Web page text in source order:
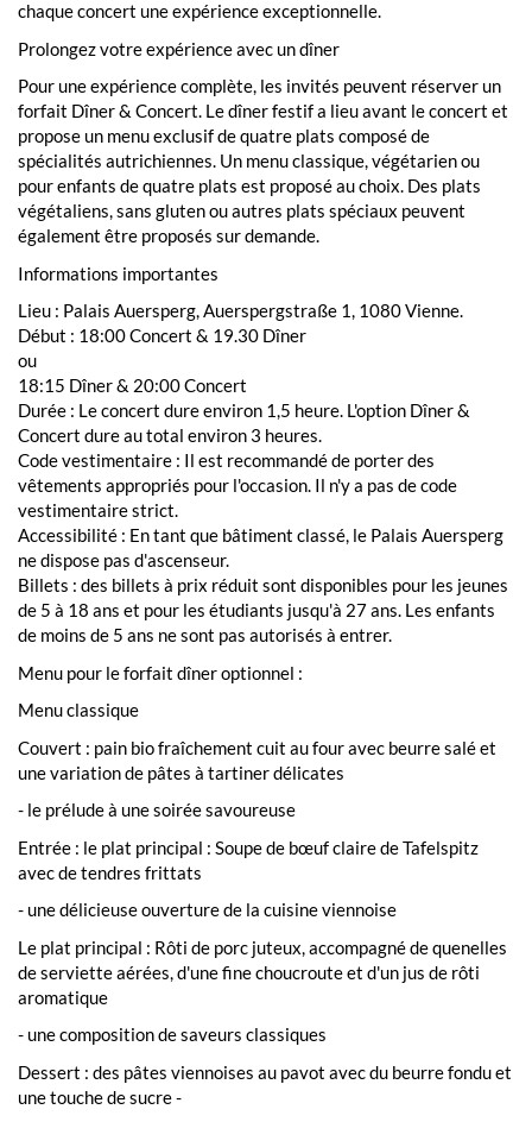
chaque concert une expérience exceptionnelle.
Prolongez votre expérience avec un dîner
Pour une expérience complète, les invités peuvent réserver un
forfait Dîner & Concert. Le dîner festif a lieu avant le concert et
propose un menu exclusif de quatre plats composé de
spécialités autrichiennes. Un menu classique, végétarien ou
pour enfants de quatre plats est proposé au choix. Des plats
végétaliens, sans gluten ou autres plats spéciaux peuvent
également être proposés sur demande.
Informations importantes
Lieu : Palais Auersperg, Auerspergstraße 1, 1080 Vienne.
Début : 18:00 Concert & 19.30 Dîner
ou
18:15 Dîner & 20:00 Concert
Durée : Le concert dure environ 1,5 heure. L'option Dîner &
Concert dure au total environ 3 heures.
Code vestimentaire : Il est recommandé de porter des
vêtements appropriés pour l'occasion. Il n'y a pas de code
vestimentaire strict.
Accessibilité : En tant que bâtiment classé, le Palais Auersperg
ne dispose pas d'ascenseur.
Billets : des billets à prix réduit sont disponibles pour les jeunes
de 5 à 18 ans et pour les étudiants jusqu'à 27 ans. Les enfants
de moins de 5 ans ne sont pas autorisés à entrer.
Menu pour le forfait dîner optionnel :
Menu classique
Couvert : pain bio fraîchement cuit au four avec beurre salé et
une variation de pâtes à tartiner délicates
- le prélude à une soirée savoureuse
Entrée : le plat principal : Soupe de bœuf claire de Tafelspitz
avec de tendres frittats
- une délicieuse ouverture de la cuisine viennoise
Le plat principal : Rôti de porc juteux, accompagné de quenelles
de serviette aérées, d'une fine choucroute et d'un jus de rôti
aromatique
- une composition de saveurs classiques
Dessert : des pâtes viennoises au pavot avec du beurre fondu et
une touche de sucre -